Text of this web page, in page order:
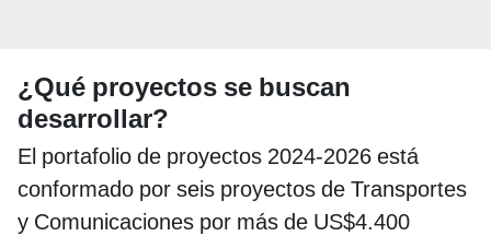
¿Qué proyectos se buscan
desarrollar?
El portafolio de proyectos 2024-2026 está
conformado por seis proyectos de Transportes
y Comunicaciones por más de US$4.400